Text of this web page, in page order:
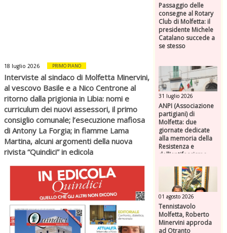
18 luglio 2026 PRIMO PIANO
Interviste al sindaco di Molfetta Minervini,
al vescovo Basile e a Nico Centrone al
ritorno dalla prigionia in Libia: nomi e
curriculum dei nuovi assessori, il primo
consiglio comunale; l’esecuzione mafiosa
di Antony La Forgia; in fiamme Lama
Martina, alcuni argomenti della nuova
rivista “Quindici” in edicola
Passaggio delle
consegne al Rotary
Club di Molfetta: il
presidente Michele
Catalano succede a
se stesso
31 luglio 2026
ANPI (Associazione
partigiani) di
Molfetta: due
giornate dedicate
alla memoria della
Resistenza e
dell'antifascismo
01 agosto 2026
Tennistavolo
Molfetta, Roberto
Minervini approda
ad Otranto